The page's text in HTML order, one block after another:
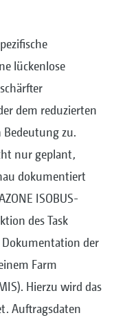
lückenlose
dem reduzierten
Bedeutung zu.
nur geplant,
dokumentiert
ISOBUS-
des Task
Dokumentation der
Farm
Hierzu wird das
Auftragsdaten